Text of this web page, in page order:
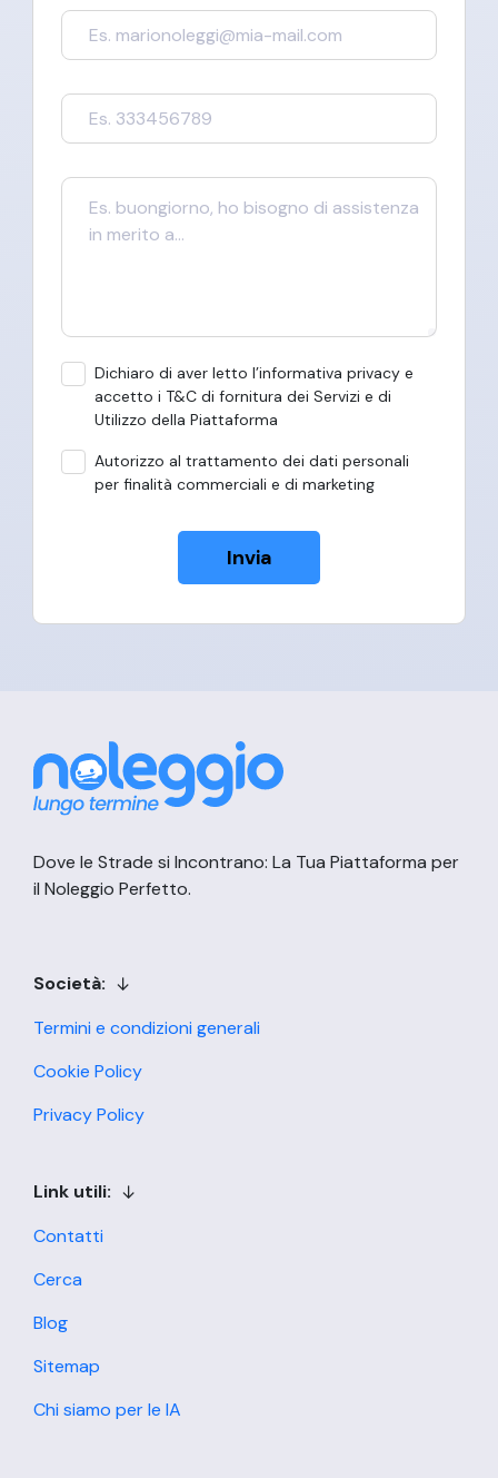
Dichiaro di aver letto l’informativa privacy e
accetto i T&C di fornitura dei Servizi e di
Utilizzo della Piattaforma
Autorizzo al trattamento dei dati personali
per finalità commerciali e di marketing
Invia
Dove le Strade si Incontrano: La Tua Piattaforma per
il Noleggio Perfetto.
Società:
Termini e condizioni generali
Cookie Policy
Privacy Policy
Link utili:
Contatti
Cerca
Blog
Sitemap
Chi siamo per le IA